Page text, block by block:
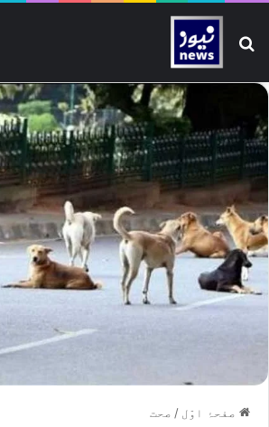
تلاش کیجیے
صفحۂ اوّل / صحت